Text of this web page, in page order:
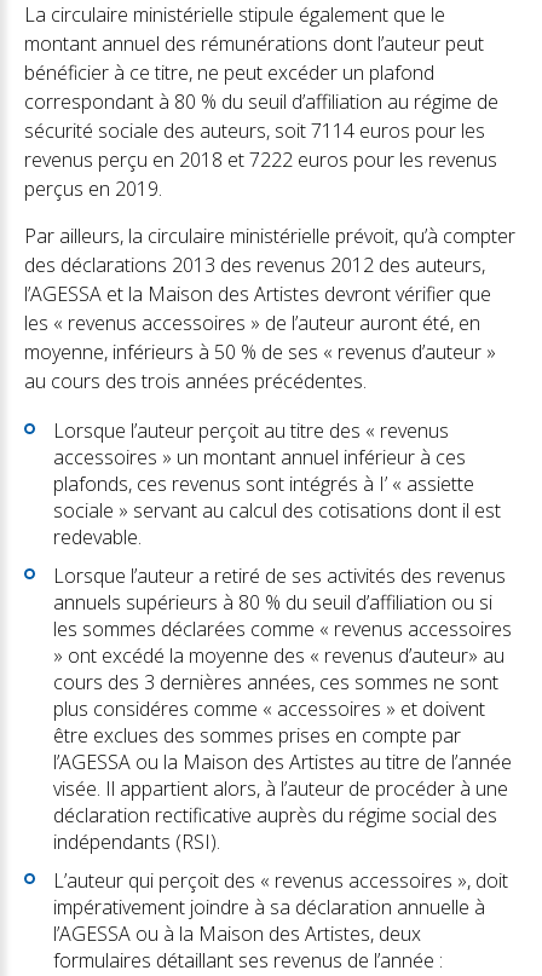
La circulaire ministérielle stipule également que le
montant annuel des rémunérations dont l’auteur peut
bénéficier à ce titre, ne peut excéder un plafond
correspondant à 80 % du seuil d’affiliation au régime de
sécurité sociale des auteurs, soit 7114 euros pour les
revenus perçu en 2018 et 7222 euros pour les revenus
perçus en 2019.
Par ailleurs, la circulaire ministérielle prévoit, qu’à compter
des déclarations 2013 des revenus 2012 des auteurs,
l’AGESSA et la Maison des Artistes devront vérifier que
les « revenus accessoires » de l’auteur auront été, en
moyenne, inférieurs à 50 % de ses « revenus d’auteur »
au cours des trois années précédentes.
Lorsque l’auteur perçoit au titre des « revenus
accessoires » un montant annuel inférieur à ces
plafonds, ces revenus sont intégrés à I’ « assiette
sociale » servant au calcul des cotisations dont il est
redevable.
Lorsque l’auteur a retiré de ses activités des revenus
annuels supérieurs à 80 % du seuil d’affiliation ou si
les sommes déclarées comme « revenus accessoires
» ont excédé la moyenne des « revenus d’auteur» au
cours des 3 dernières années, ces sommes ne sont
plus considéres comme « accessoires » et doivent
être exclues des sommes prises en compte par
l’AGESSA ou la Maison des Artistes au titre de l’année
visée. Il appartient alors, à l’auteur de procéder à une
déclaration rectificative auprès du régime social des
indépendants (RSI).
L’auteur qui perçoit des « revenus accessoires », doit
impérativement joindre à sa déclaration annuelle à
l’AGESSA ou à la Maison des Artistes, deux
formulaires détaillant ses revenus de l’année :